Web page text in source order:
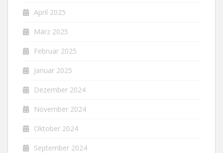
April 2025
März 2025
Februar 2025
Januar 2025
Dezember 2024
November 2024
Oktober 2024
September 2024